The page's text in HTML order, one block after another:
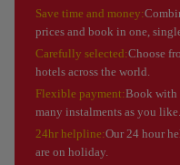
Save time and money:
prices and book in one,
Carefully selected:Choose
hotels across the world.
Flexible payment:Book with
many instalments as you like.
24hr helpline:Our 24 hour
are on holiday.